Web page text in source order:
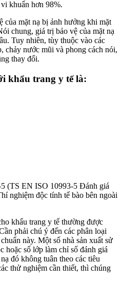
khuẩn hơn 98%.
của mặt nạ bị ảnh hưởng khi mặt
chung, giá trị bảo vệ của mặt nạ
Tuy nhiên, tùy thuộc vào các
chảy nước mũi và phong cách nói,
thay đổi.
khẩu trang y tế là:
(TS EN ISO 10993-5 Đánh giá
nghiệm độc tính tế bào bên ngoài
khẩu trang y tế thường được
phải chú ý đến các phân loại
này. Một số nhà sản xuất sử
hoặc số lớp làm chỉ số đánh giá
đó không tuân theo các tiêu
thử nghiệm cần thiết, thì chúng